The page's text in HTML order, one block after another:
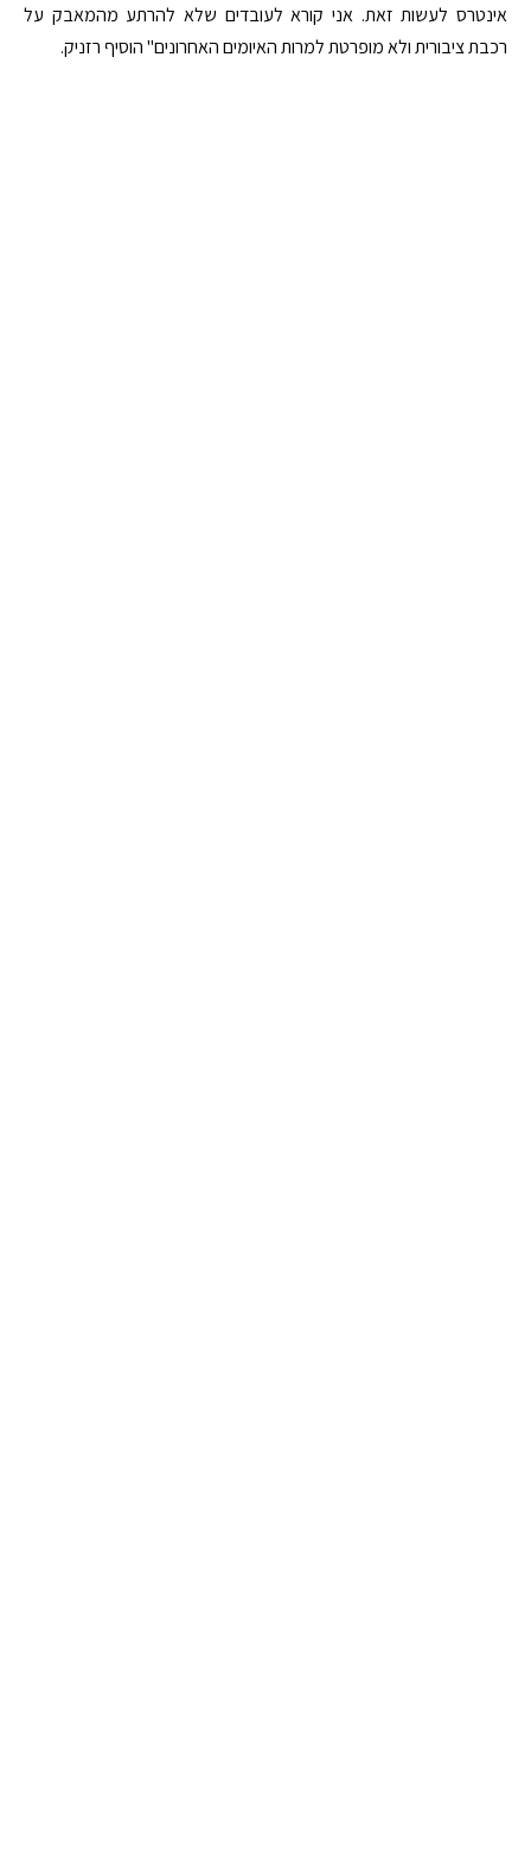
אינטרס לעשות זאת. אני קורא לעובדים שלא להרתע מהמאבק על
רכבת ציבורית ולא מופרטת למרות האיומים האחרונים" הוסיף רזניק.